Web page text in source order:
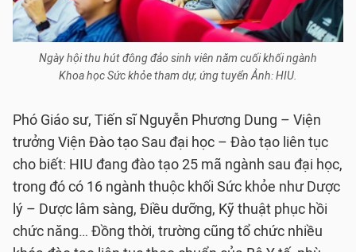
Ngày hội thu hút đông đảo sinh viên năm cuối khối ngành
Khoa học Sức khỏe tham dự, ứng tuyển Ảnh: HIU.
Phó Giáo sư, Tiến sĩ Nguyễn Phương Dung – Viện
trưởng Viện Đào tạo Sau đại học – Đào tạo liên tục
cho biết: HIU đang đào tạo 25 mã ngành sau đại học,
trong đó có 16 ngành thuộc khối Sức khỏe như Dược
lý – Dược lâm sàng, Điều dưỡng, Kỹ thuật phục hồi
chức năng… Đồng thời, trường cũng tổ chức nhiều